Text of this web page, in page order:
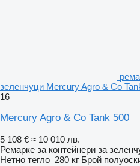
зеленчуци Mercury Agro & Co
16
Mercury Agro & Co Tank 500
5 108 € ≈ 10 010 лв.
Ремарке за контейнери за
Нетно тегло 280 кг Брой